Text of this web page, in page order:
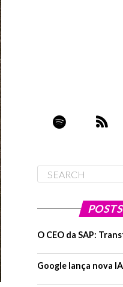
O CEO da SAP:
Google lança nova